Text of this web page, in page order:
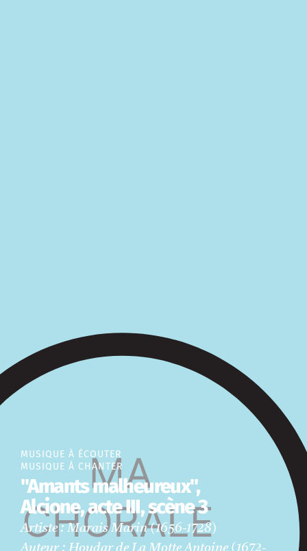
MUSIQUE À ÉCOUTER
MUSIQUE À CHANTER
"Amants malheureux",
Alcione, acte III, scène 3
Artiste : Marais Marin (1656-1728)